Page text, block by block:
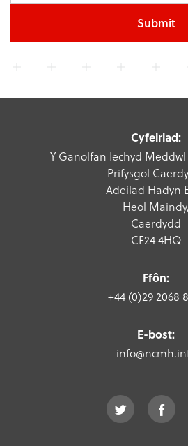
Submit
Cyfeiriad:
Y Ganolfan Iechyd
Prifysgol
Adeilad Hadyn
Heol Maindy,
Caerdydd
CF24 4HQ
Ffôn:
+44 (0)29 2068
E-bost: